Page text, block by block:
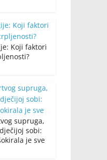
Koji faktori
supruga,
sobi:
je sve